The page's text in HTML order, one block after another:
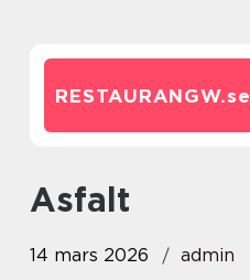
RESTAURANGW.se
asfalt
14 mars 2026 admin